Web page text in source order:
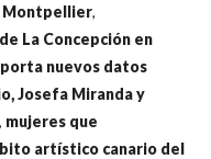
Montpellier,
La Concepción en
nuevos datos
Josefa Miranda y
, mujeres que
artístico canario del